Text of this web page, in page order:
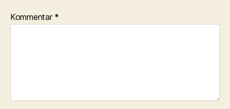
Kommentar *